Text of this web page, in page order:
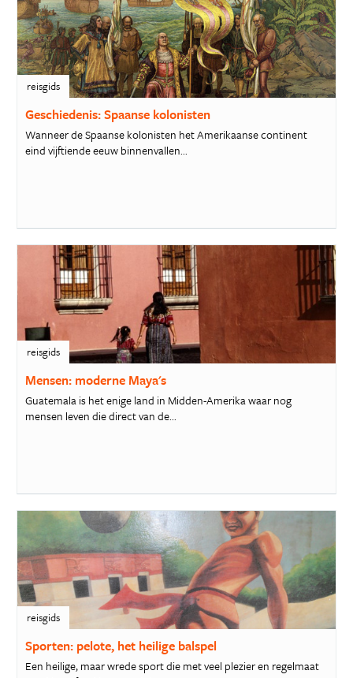
reisgids
Geschiedenis: Spaanse kolonisten
Wanneer de Spaanse kolonisten het Amerikaanse continent
eind vijftiende eeuw binnenvallen...
reisgids
Mensen: moderne Maya's
Guatemala is het enige land in Midden-Amerika waar nog
mensen leven die direct van de...
reisgids
Sporten: pelote, het heilige balspel
Een heilige, maar wrede sport die met veel plezier en regelmaat